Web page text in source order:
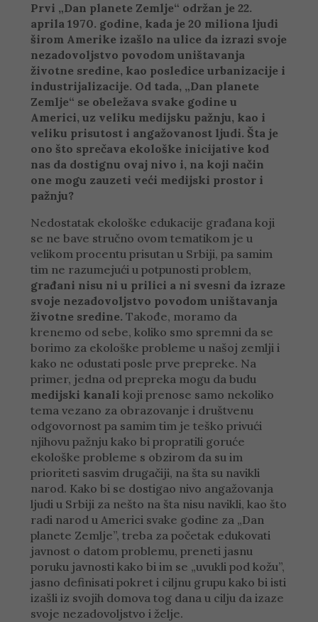
Prvi „Dan planete Zemlje“ održan je 22.
aprila 1970. godine, kada je 20 miliona ljudi
širom Amerike izašlo na ulice da izrazi svoje
nezadovoljstvo povodom uništavanja
životne sredine, kao posledice urbanizacije i
industrijalizacije. Od tada, „Dan planete
Zemlje“ se obeležava svake godine u
Americi, uz veliku medijsku pažnju, kao i
veliku prisutost i angažovanost ljudi. Šta je
ono što sprečava ekološke inicijative kod
nas da dostignu ovaj nivo i, na koji način
one mogu zauzeti veći medijski prostor i
pažnju?
Nedostatak ekološke edukacije građana koji
se ne bave stručno ovom tematikom je u
velikom procentu prisutan u Srbiji, pa samim
tim ne razumejući u potpunosti problem,
građani nisu ni u prilici a ni svesni da izraze
svoje nezadovoljstvo povodom uništavanja
životne sredine. Takođe, moramo da
krenemo od sebe, koliko smo spremni da se
borimo za ekološke probleme u našoj zemlji i
kako ne odustati posle prve prepreke. Na
primer, jedna od prepreka mogu da budu
medijski kanali koji prenose samo nekoliko
tema vezano za obrazovanje i društvenu
odgovornost pa samim tim je teško privući
njihovu pažnju kako bi propratili goruće
ekološke probleme s obzirom da su im
prioriteti sasvim drugačiji, na šta su navikli
narod. Kako bi se dostigao nivo angažovanja
ljudi u Srbiji za nešto na šta nisu navikli, kao što
radi narod u Americi svake godine za „Dan
planete Zemlje”, treba za početak edukovati
javnost o datom problemu, preneti jasnu
poruku javnosti kako bi im se „uvukli pod kožu”,
jasno definisati pokret i ciljnu grupu kako bi isti
izašli iz svojih domova tog dana u cilju da izaze
svoje nezadovoljstvo i želje.